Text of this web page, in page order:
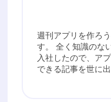
週刊アプリを作ろ
す。 全く知識のな
入社したので、ア
できる記事を世に